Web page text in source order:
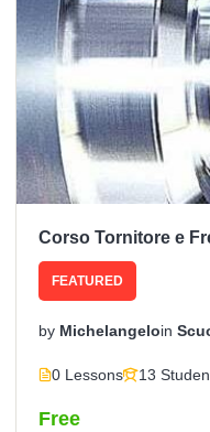
Corso Tornitore e
FEATURED
by Michelangeloin
0 Lessons 13
Free